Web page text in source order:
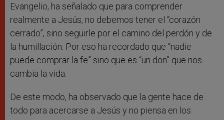
Evangelio, ha señalado que para comprender
realmente a Jesús, no debemos tener el “corazón
cerrado”, sino seguirle por el camino del perdón y de
la humillación. Por eso ha recordado que “nadie
puede comprar la fe” sino que es “un don” que nos
cambia la vida.
De este modo, ha observado que la gente hace de
todo para acercarse a Jesús y no piensa en los